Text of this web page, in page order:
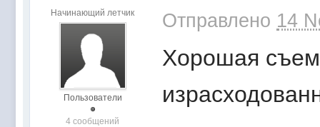
Начинающий летчик
Пользователи
4 сообщений
Отправлено 14
Хорошая